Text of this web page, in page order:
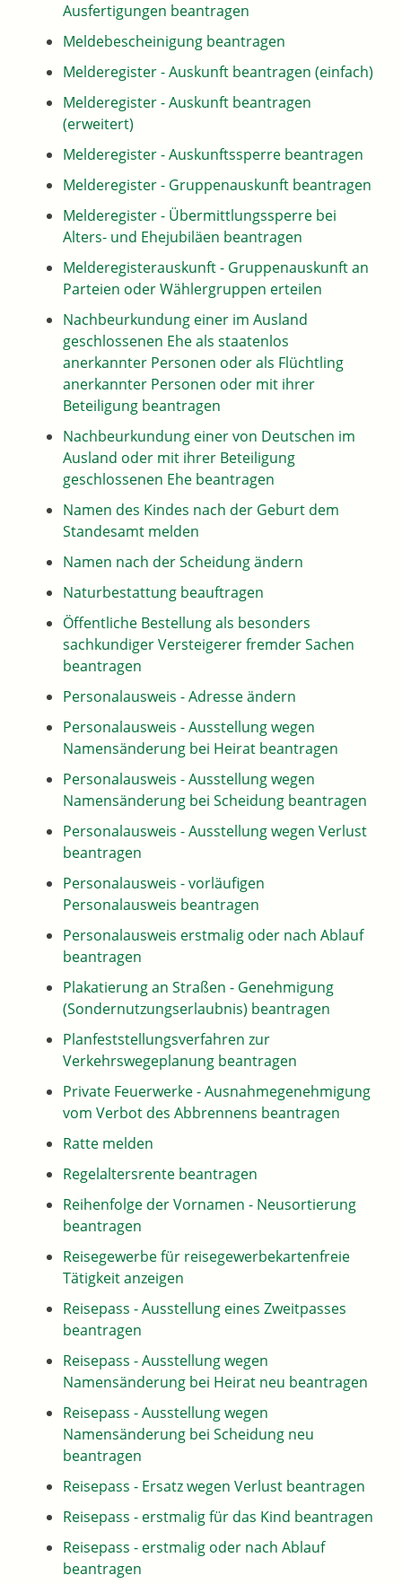
Ausfertigungen beantragen
Meldebescheinigung beantragen
Melderegister - Auskunft beantragen (einfach)
Melderegister - Auskunft beantragen
(erweitert)
Melderegister - Auskunftssperre beantragen
Melderegister - Gruppenauskunft beantragen
Melderegister - Übermittlungssperre bei
Alters- und Ehejubiläen beantragen
Melderegisterauskunft - Gruppenauskunft an
Parteien oder Wählergruppen erteilen
Nachbeurkundung einer im Ausland
geschlossenen Ehe als staatenlos
anerkannter Personen oder als Flüchtling
anerkannter Personen oder mit ihrer
Beteiligung beantragen
Nachbeurkundung einer von Deutschen im
Ausland oder mit ihrer Beteiligung
geschlossenen Ehe beantragen
Namen des Kindes nach der Geburt dem
Standesamt melden
Namen nach der Scheidung ändern
Naturbestattung beauftragen
Öffentliche Bestellung als besonders
sachkundiger Versteigerer fremder Sachen
beantragen
Personalausweis - Adresse ändern
Personalausweis - Ausstellung wegen
Namensänderung bei Heirat beantragen
Personalausweis - Ausstellung wegen
Namensänderung bei Scheidung beantragen
Personalausweis - Ausstellung wegen Verlust
beantragen
Personalausweis - vorläufigen
Personalausweis beantragen
Personalausweis erstmalig oder nach Ablauf
beantragen
Plakatierung an Straßen - Genehmigung
(Sondernutzungserlaubnis) beantragen
Planfeststellungsverfahren zur
Verkehrswegeplanung beantragen
Private Feuerwerke - Ausnahmegenehmigung
vom Verbot des Abbrennens beantragen
Ratte melden
Regelaltersrente beantragen
Reihenfolge der Vornamen - Neusortierung
beantragen
Reisegewerbe für reisegewerbekartenfreie
Tätigkeit anzeigen
Reisepass - Ausstellung eines Zweitpasses
beantragen
Reisepass - Ausstellung wegen
Namensänderung bei Heirat neu beantragen
Reisepass - Ausstellung wegen
Namensänderung bei Scheidung neu
beantragen
Reisepass - Ersatz wegen Verlust beantragen
Reisepass - erstmalig für das Kind beantragen
Reisepass - erstmalig oder nach Ablauf
beantragen